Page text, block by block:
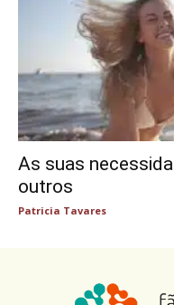
As suas
outros
Patricia Tavares